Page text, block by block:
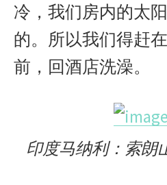
冷，我们房内的太
的。所以我们得赶
前，回酒店洗澡。
印度马纳利：索朗